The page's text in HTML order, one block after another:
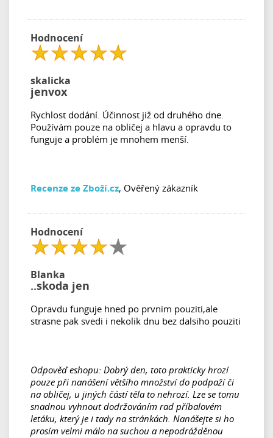
Hodnocení
skalicka
jenvox
Rychlost dodání. Účinnost již od druhého dne.
Používám pouze na obličej a hlavu a opravdu to
funguje a problém je mnohem menší.
Recenze ze Zboží.cz, Ověřený zákazník
Hodnocení
Blanka
..skoda jen
Opravdu funguje hned po prvnim pouziti,ale
strasne pak svedi i nekolik dnu bez dalsiho pouziti
Odpověď eshopu: Dobrý den, toto prakticky hrozí
pouze při nanášení většího množství do podpaží či
na obličej, u jiných částí těla to nehrozí. Lze se tomu
snadnou vyhnout dodržováním rad příbalovém
letáku, který je i tady na stránkách. Nanášejte si ho
prosím velmi málo na suchou a nepodrážděnou